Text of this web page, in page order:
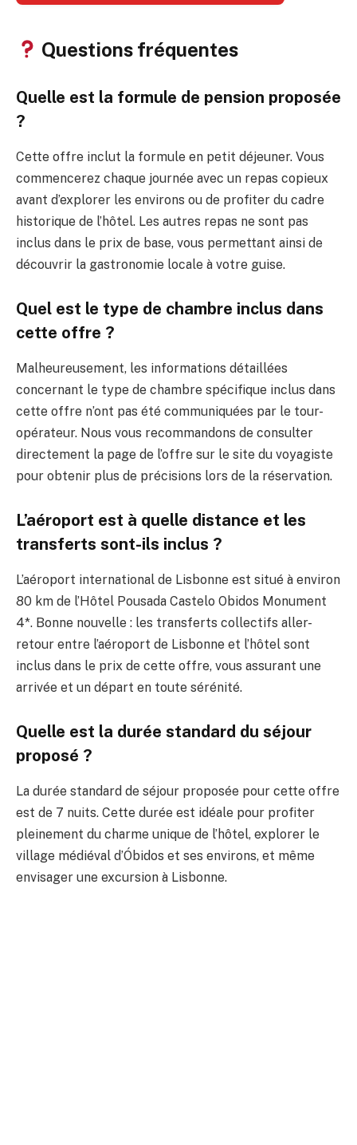
Questions fréquentes
Quelle est la formule de pension proposée
?
Cette offre inclut la formule en petit déjeuner. Vous
commencerez chaque journée avec un repas copieux
avant d’explorer les environs ou de profiter du cadre
historique de l’hôtel. Les autres repas ne sont pas
inclus dans le prix de base, vous permettant ainsi de
découvrir la gastronomie locale à votre guise.
Quel est le type de chambre inclus dans
cette offre ?
Malheureusement, les informations détaillées
concernant le type de chambre spécifique inclus dans
cette offre n’ont pas été communiquées par le tour-
opérateur. Nous vous recommandons de consulter
directement la page de l’offre sur le site du voyagiste
pour obtenir plus de précisions lors de la réservation.
L’aéroport est à quelle distance et les
transferts sont-ils inclus ?
L’aéroport international de Lisbonne est situé à environ
80 km de l’Hôtel Pousada Castelo Obidos Monument
4*. Bonne nouvelle : les transferts collectifs aller-
retour entre l’aéroport de Lisbonne et l’hôtel sont
inclus dans le prix de cette offre, vous assurant une
arrivée et un départ en toute sérénité.
Quelle est la durée standard du séjour
proposé ?
La durée standard de séjour proposée pour cette offre
est de 7 nuits. Cette durée est idéale pour profiter
pleinement du charme unique de l’hôtel, explorer le
village médiéval d’Óbidos et ses environs, et même
envisager une excursion à Lisbonne.